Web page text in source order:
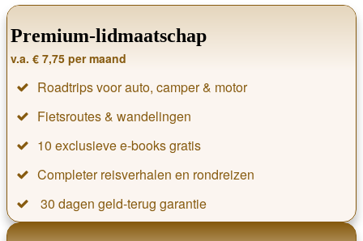
Premium-lidmaatschap
v.a. € 7,75 per maand
Roadtrips voor auto, camper & motor
Fietsroutes & wandelingen
10 exclusieve e-books gratis
Completer reisverhalen en rondreizen
30 dagen geld-terug garantie